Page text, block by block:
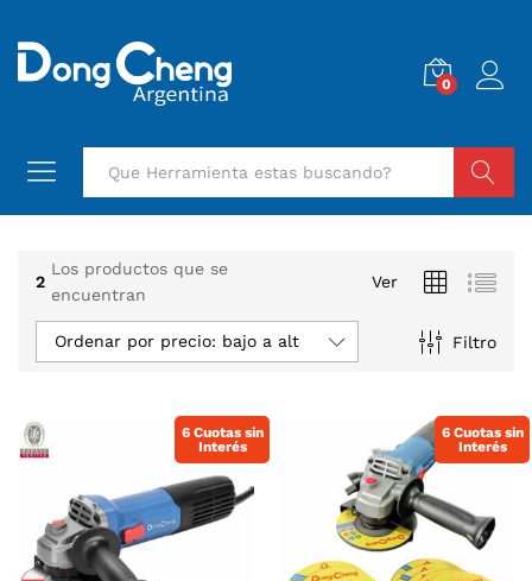
0
2
Los productos que se
encuentran
Ver
Filtro
Ordenar por precio: bajo a alto
6 Cuotas sin
Interés
6 Cuotas sin
Interés